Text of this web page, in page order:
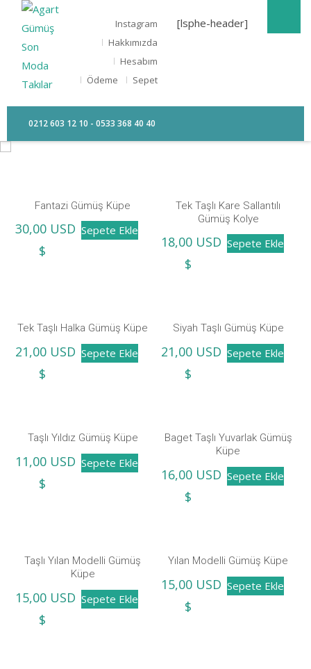
Instagram
Hakkımızda
Hesabım
Ödeme
Sepet
[lsphe-header]
0212 603 12 10 - 0533 368 40 40
Fantazi Gümüş Küpe
30,00 USD
$
Sepete Ekle
Tek Taşlı Kare Sallantılı
Gümüş Kolye
18,00 USD
$
Sepete Ekle
Tek Taşlı Halka Gümüş Küpe
21,00 USD
$
Sepete Ekle
Siyah Taşlı Gümüş Küpe
21,00 USD
$
Sepete Ekle
Taşlı Yıldız Gümüş Küpe
11,00 USD
$
Sepete Ekle
Baget Taşlı Yuvarlak Gümüş
Küpe
16,00 USD
$
Sepete Ekle
Taşlı Yılan Modelli Gümüş
Küpe
15,00 USD
$
Sepete Ekle
Yılan Modelli Gümüş Küpe
15,00 USD
$
Sepete Ekle